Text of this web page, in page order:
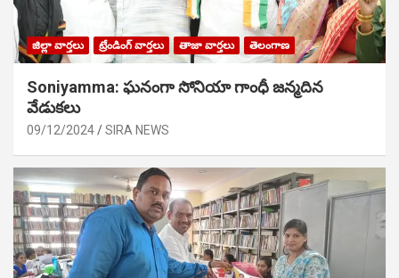
జిల్లా వార్తలు ట్రేండింగ్ వార్తలు తాజా వార్తలు తెలంగాణ
Soniyamma: ఘ‌నంగా సోనియా గాంధీ జ‌న్మ‌దిన
వేడుక‌లు
09/12/2024 SIRA NEWS